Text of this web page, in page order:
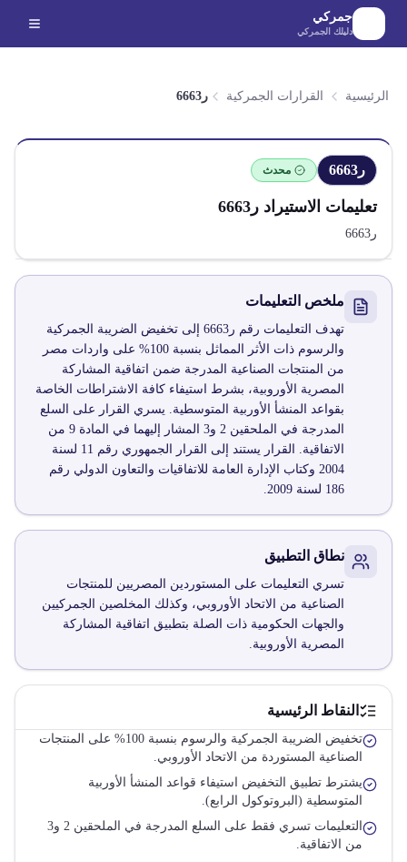
الانتقال إلى المحتوى الرئيسي
جمركي
دليلك الجمركي
الرئيسية القرارات الجمركية ر6663
ر6663 محدث
تعليمات الاستيراد ر6663
ر6663
ملخص التعليمات
تهدف التعليمات رقم ر6663 إلى تخفيض الضريبة الجمركية
والرسوم ذات الأثر المماثل بنسبة 100% على واردات مصر
من المنتجات الصناعية المدرجة ضمن اتفاقية المشاركة
المصرية الأوروبية، بشرط استيفاء كافة الاشتراطات الخاصة
بقواعد المنشأ الأوربية المتوسطية. يسري القرار على السلع
المدرجة في الملحقين 2 و3 المشار إليهما في المادة 9 من
الاتفاقية. القرار يستند إلى القرار الجمهوري رقم 11 لسنة
2004 وكتاب الإدارة العامة للاتفاقيات والتعاون الدولي رقم
186 لسنة 2009.
نطاق التطبيق
تسري التعليمات على المستوردين المصريين للمنتجات
الصناعية من الاتحاد الأوروبي، وكذلك المخلصين الجمركيين
والجهات الحكومية ذات الصلة بتطبيق اتفاقية المشاركة
المصرية الأوروبية.
النقاط الرئيسية
تخفيض الضريبة الجمركية والرسوم بنسبة 100% على المنتجات
الصناعية المستوردة من الاتحاد الأوروبي.
يشترط تطبيق التخفيض استيفاء قواعد المنشأ الأوربية
المتوسطية (البروتوكول الرابع).
التعليمات تسري فقط على السلع المدرجة في الملحقين 2 و3
من الاتفاقية.